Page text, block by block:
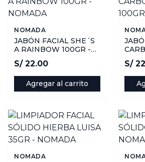
NOMADA
JABÓN FACIAL SHE´S
A RAINBOW 100GR -
NOMADA
S/ 22.00
Agregar al carrito
S/
NOMADA